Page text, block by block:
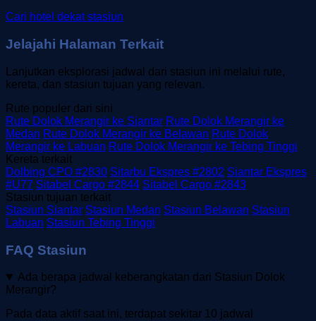
Cari hotel dekat stasiun
Jelajahi Halaman Terkait
Lanjutkan eksplorasi jadwal dari stasiun ini melalui rute,
kereta, dan stasiun tujuan yang relevan.
Rute populer dari sini
Rute Dolok Merangir ke Siantar Rute Dolok Merangir ke
Medan Rute Dolok Merangir ke Belawan Rute Dolok
Merangir ke Labuan Rute Dolok Merangir ke Tebing Tinggi
Kereta terkait
Dolbing CPO #2830 Sitarbu Ekspres #2802 Siantar Ekspres
#U77 Sitabel Cargo #2844 Sitabel Cargo #2843
Stasiun tujuan terkait
Stasiun Siantar Stasiun Medan Stasiun Belawan Stasiun
Labuan Stasiun Tebing Tinggi
FAQ Stasiun
Ada berapa jadwal keberangkatan dari Stasiun Dolok
Merangir?
Pada data aktif saat ini, terdapat sekitar 10 jadwal